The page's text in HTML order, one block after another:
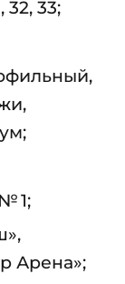
32, 33;
1;
Арена»;